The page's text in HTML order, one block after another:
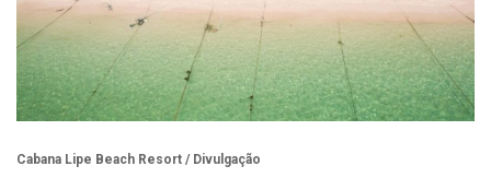
Cabana Lipe Beach Resort / Divulgação